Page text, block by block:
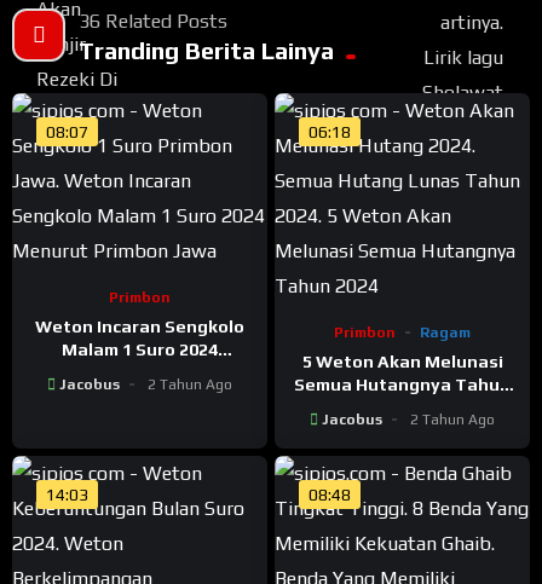
36 Related Posts
Tranding Berita Lainya
08:07
Primbon
Weton Incaran Sengkolo
Malam 1 Suro 2024
Jacobus 2 Tahun Ago
06:18
Primbon Ragam
5 Weton Akan Melunasi
Semua Hutangnya Tahun
Jacobus 2 Tahun Ago
14:03 08:48